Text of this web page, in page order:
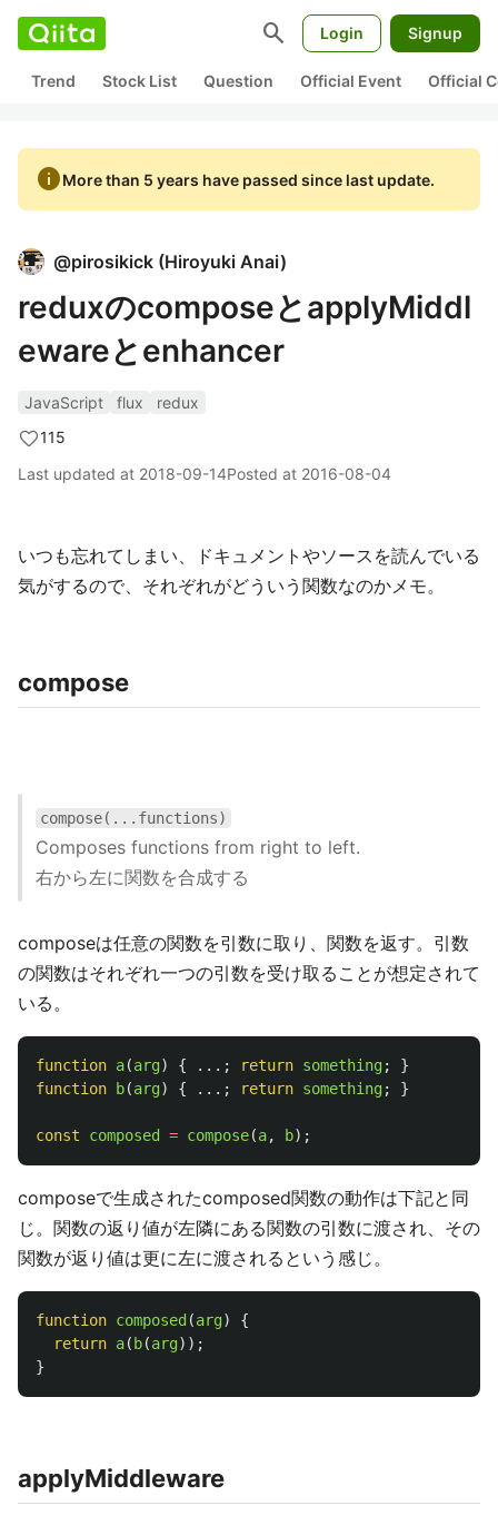
search Login Signup
Trend Stock List Question Official Event Official
infoMore than 5 years have passed since last update.
@pirosikick (Hiroyuki Anai)
reduxのcomposeとapplyMiddl
ewareとenhancer
JavaScript flux
redux
115
Last updated at 2018-09-14Posted at 2016-08-04
いつも忘れてしまい、ドキュメントやソースを読んでいる
気がするので、それぞれがどういう関数なのかメモ。
compose
compose(...functions)
Composes functions from right to left.
右から左に関数を合成する
composeは任意の関数を引数に取り、関数を返す。引数
の関数はそれぞれ一つの引数を受け取ることが想定されて
いる。
function a(arg) { ...; return something;
}
function
b(arg) { ...; return something; }
const composed = compose(a, b);
composeで生成されたcomposed関数の動作は下記と同
じ。関数の返り値が左隣にある関数の引数に渡され、その
関数が返り値は更に左に渡されるという感じ。
function composed (arg)
{
return a( b(arg));
}
applyMiddleware